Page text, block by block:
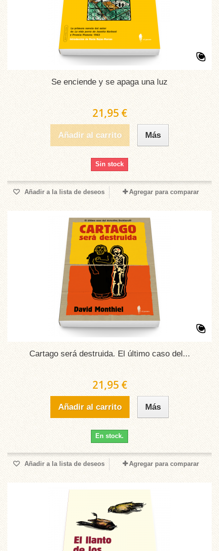
Se enciende y se apaga una luz
21,95 €
Añadir al carrito Más
Sin stock
Añadir a la lista de deseos Agregar para comparar
Cartago será destruida. El último caso del...
21,95 €
Añadir al carrito Más
En stock.
Añadir a la lista de deseos Agregar para comparar